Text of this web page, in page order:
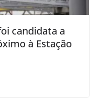
candidata a
à Estação